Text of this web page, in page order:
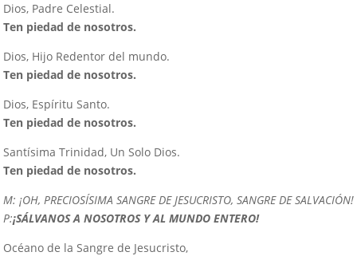
Dios, Padre Celestial.
Ten piedad de nosotros.
Dios, Hijo Redentor del mundo.
Ten piedad de nosotros.
Dios, Espíritu Santo.
Ten piedad de nosotros.
Santísima Trinidad, Un Solo Dios.
Ten piedad de nosotros.
M: ¡OH, PRECIOSÍSIMA SANGRE DE JESUCRISTO, SANGRE DE SALVACIÓN!
P:¡SÁLVANOS A NOSOTROS Y AL MUNDO ENTERO!
Océano de la Sangre de Jesucristo,